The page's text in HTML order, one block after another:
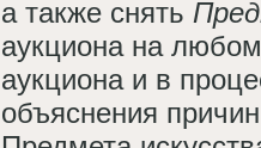
а также снять
аукциона на любом
аукциона и в
объяснения